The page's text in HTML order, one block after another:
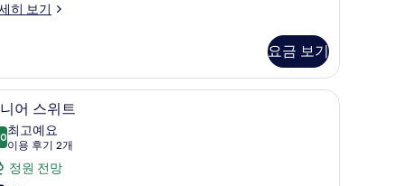
히 보기
요금 보기
털 이불, 미니바, 객실 내 금고 고급 침구, 오리/거위털 이불, 미니바, 객실 내
4어 스위트
점 만점 중 10점
최고예요
이용 후기 2개
(이
용
정원 전망